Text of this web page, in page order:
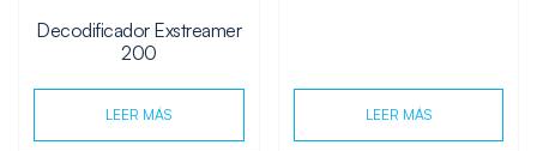
Decodificador Exstreamer
200
LEER MÁS LEER MÁS